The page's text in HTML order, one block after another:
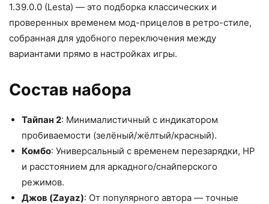
1.39.0.0 (Lesta) — это подборка классических и
проверенных временем мод-прицелов в ретро-стиле,
собранная для удобного переключения между
вариантами прямо в настройках игры.​
Состав набора
Тайпан 2: Минималистичный с индикатором
пробиваемости (зелёный/жёлтый/красный).​
Комбо: Универсальный с временем перезарядки, HP
и расстоянием для аркадного/снайперского
режимов.
Джов (Zayaz): От популярного автора — точные